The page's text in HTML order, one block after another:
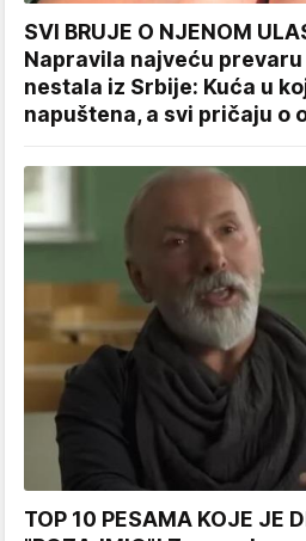
SVI BRUJE O NJENOM
Napravila najveću
nestala iz Srbije: Kuća u
napuštena, a svi pričaju o
TOP 10 PESAMA KOJE JE